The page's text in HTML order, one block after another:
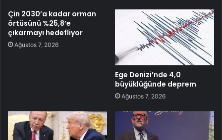
Çin 2030’a kadar orman
örtüsünü %25,8’e
çıkarmayı hedefliyor
Ağustos 7, 2026
Ege Denizi’nde 4,0
büyüklüğünde deprem
Ağustos 7, 2026